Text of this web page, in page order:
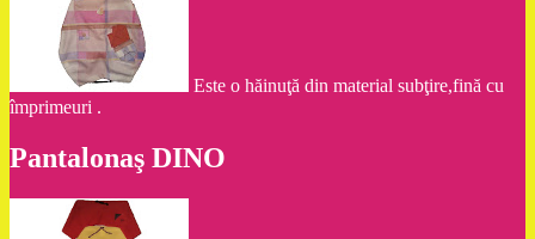
Este o hăinuţă din material subţire,fină cu
împrimeuri .
Pantalonaş DINO